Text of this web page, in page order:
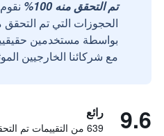
تم التحقق منه 100%
الحجوزات التي تم التحقق
مع شركائنا الخارجيين
9.6 رائع
639 من التقييمات تم التحقق منها